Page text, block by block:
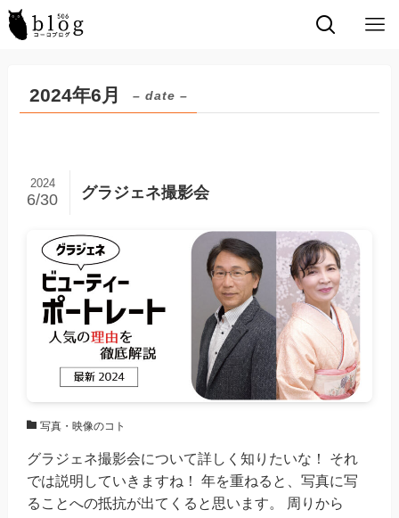
2024年6月 – date –
グラジェネ撮影会
2024
6/30
写真・映像のコト
グラジェネ撮影会について詳しく知りたいな！ それ
では説明していきますね！ 年を重ねると、写真に写
ることへの抵抗が出てくると思います。 周りから